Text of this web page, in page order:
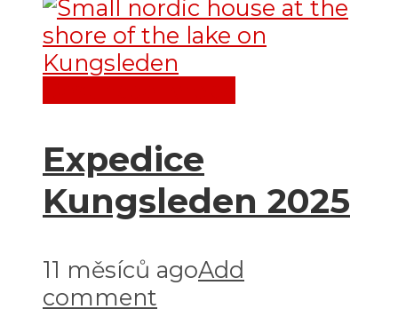
Expedice
Kungsleden 2025
11 měsíců agoAdd
comment